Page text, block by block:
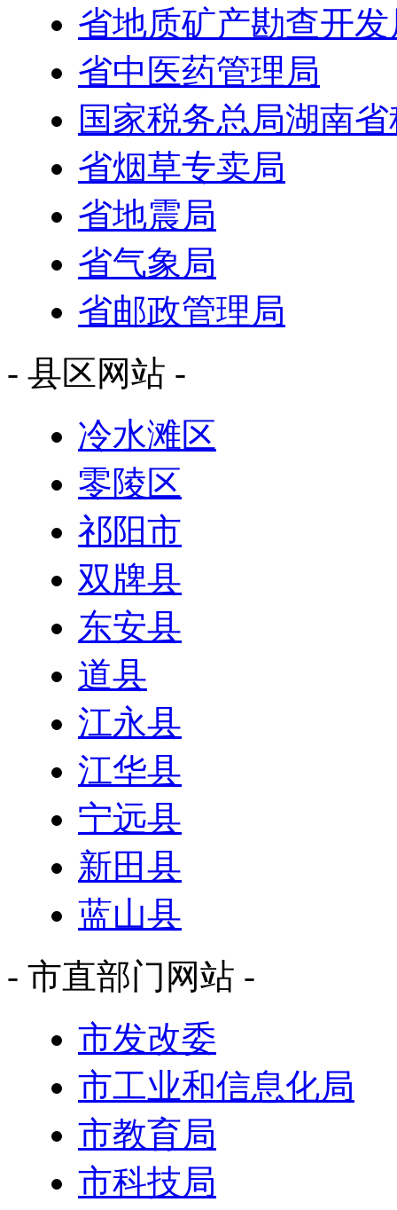
省地质矿产勘查开发
省中医药管理局
国家税务总局湖南
省烟草专卖局
省地震局
省气象局
省邮政管理局
- 县区网站 -
冷水滩区
零陵区
祁阳市
双牌县
东安县
道县
江永县
江华县
宁远县
新田县
蓝山县
- 市直部门网站 -
市发改委
市工业和信息化局
市教育局
市科技局